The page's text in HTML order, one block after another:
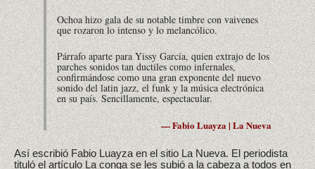
Ochoa hizo gala de su notable timbre con vaivenes
que rozaron lo intenso y lo melancólico.
Párrafo aparte para Yissy García, quien extrajo de los
parches sonidos tan ductiles como infernales,
confirmándose como una gran exponente del nuevo
sonido del latin jazz, el funk y la música electrónica
en su país. Sencillamente, espectacular.
— Fabio Luayza | La Nueva
Así escribió Fabio Luayza en el sitio La Nueva. El periodista
tituló el artículo La conga se les subió a la cabeza a todos en